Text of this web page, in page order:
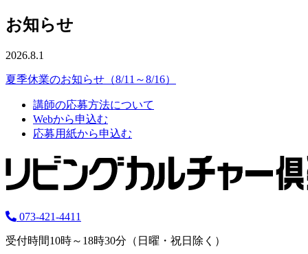
お知らせ
2026.8.1
夏季休業のお知らせ（8/11～8/16）
講師の応募方法について
Webから申込む
応募用紙から申込む
073-421-4411
受付時間10時～18時30分（日曜・祝日除く）